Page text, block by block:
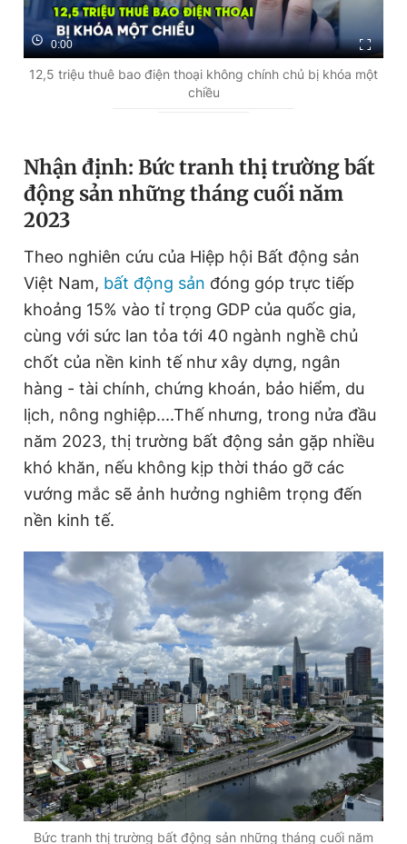
0:00
12,5 triệu thuê bao điện thoại không chính chủ bị khóa một
chiều
Nhận định: Bức tranh thị trường bất
động sản những tháng cuối năm
2023
Theo nghiên cứu của Hiệp hội Bất động sản
Việt Nam, bất động sản đóng góp trực tiếp
khoảng 15% vào tỉ trọng GDP của quốc gia,
cùng với sức lan tỏa tới 40 ngành nghề chủ
chốt của nền kinh tế như xây dựng, ngân
hàng - tài chính, chứng khoán, bảo hiểm, du
lịch, nông nghiệp....Thế nhưng, trong nửa đầu
năm 2023, thị trường bất động sản gặp nhiều
khó khăn, nếu không kịp thời tháo gỡ các
vướng mắc sẽ ảnh hưởng nghiêm trọng đến
nền kinh tế.
Bức tranh thị trường bất động sản những tháng cuối năm